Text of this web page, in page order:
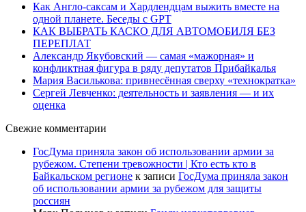
Как Англо-саксам и Хардлендцам выжить вместе на
одной планете. Беседы с GPT
КАК ВЫБРАТЬ КАСКО ДЛЯ АВТОМОБИЛЯ БЕЗ
ПЕРЕПЛАТ
Александр Якубовский — самая «мажорная» и
конфликтная фигура в ряду депутатов Прибайкалья
Мария Василькова: привнесённая сверху «технократка»
Сергей Левченко: деятельность и заявления — и их
оценка
Свежие комментарии
ГосДума приняла закон об использовании армии за
рубежом. Степени тревожности | Кто есть кто в
Байкальском регионе к записи ГосДума приняла закон
об использовании армии за рубежом для защиты
россиян